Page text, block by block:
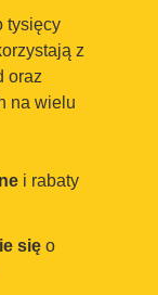
tysięcy
z
oraz
na wielu
i rabaty
się o